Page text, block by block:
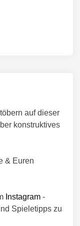
auf dieser
konstruktives
& Euren
Instagram -
Spieletipps zu